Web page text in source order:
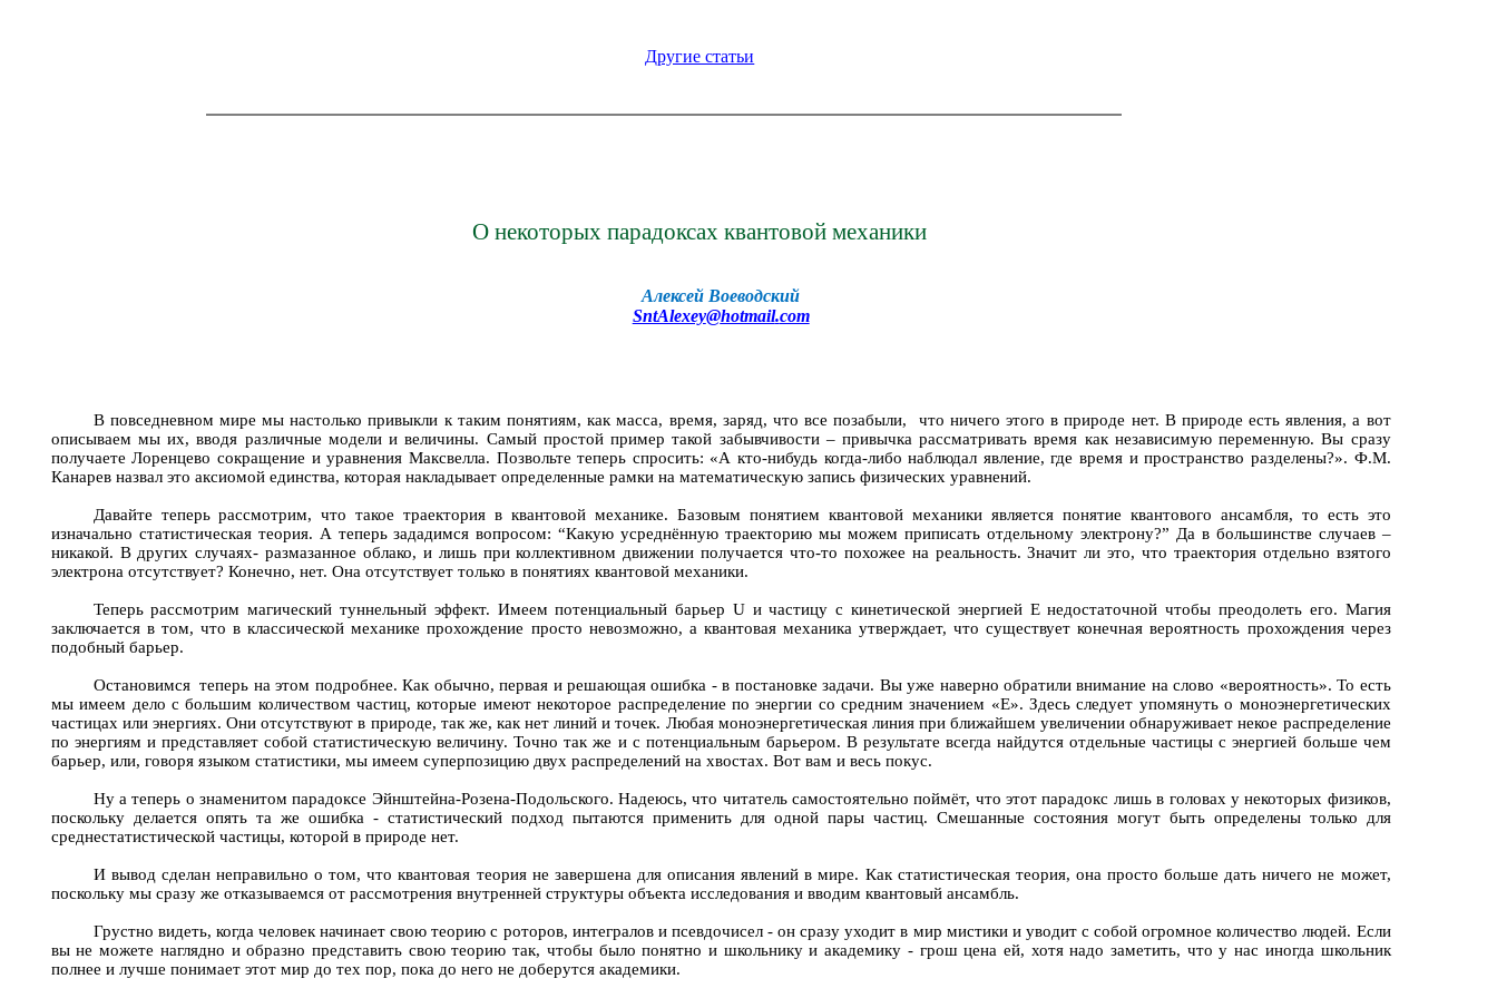
Другие статьи
О некоторых парадоксах квантовой механики
Алексей Воеводский
SntAlexey@hotmail.com
В повседневном мире мы настолько привыкли к таким понятиям, как масса, время, заряд, что все позабыли,
что ничего этого в природе нет. В природе есть явления, а вот
описываем мы их, вводя различные модели и величины. Самый простой пример такой забывчивости – привычка рассматривать время как независимую переменную. Вы сразу
получаете Лоренцево сокращение и уравнения Максвелла. Позвольте теперь спросить: «А кто-нибудь когда-либо наблюдал явление, где время и пространство разделены?». Ф.М.
Канарев назвал это аксиомой единства, которая накладывает определенные рамки на математическую запись физических уравнений.
Давайте теперь рассмотрим, что такое траектория в квантовой механике. Базовым понятием квантовой механики является понятие квантового ансамбля, то есть это
изначально статистическая теория. А теперь зададимся вопросом: “Какую усреднённую траекторию мы можем приписать отдельному электрону?” Да в большинстве случаев –
никакой. В других случаях- размазанное облако, и лишь при коллективном движении получается что-то похожее на реальность. Значит ли это, что траектория отдельно взятого
электрона отсутствует? Конечно, нет. Она отсутствует только в понятиях квантовой механики.
Теперь рассмотрим магический туннельный эффект. Имеем потенциальный барьер U и частицу с кинетической энергией Е недостаточной чтобы преодолеть его. Магия
заключается в том, что в классической механике прохождение просто невозможно, а квантовая механика утверждает, что существует конечная вероятность прохождения через
подобный барьер.
Остановимся теперь на этом подробнее. Как обычно, первая и решающая ошибка - в постановке задачи. Вы уже наверно обратили внимание на слово «вероятность». То есть
мы имеем дело с большим количеством частиц, которые имеют некоторое распределение по энергии со средним значением «Е». Здесь следует упомянуть о моноэнергетических
частицах или энергиях. Они отсутствуют в природе, так же, как нет линий и точек. Любая моноэнергетическая линия при ближайшем увеличении обнаруживает некое распределение
по энергиям и представляет собой статистическую величину. Точно так же и с потенциальным барьером. В результате всегда найдутся отдельные частицы с энергией больше чем
барьер, или, говоря языком статистики, мы имеем суперпозицию двух распределений на хвостах. Вот вам и весь покус.
Ну а теперь о знаменитом парадоксе Эйнштейна-Розена-Подольского. Надеюсь, что читатель самостоятельно поймёт, что этот парадокс лишь в головах у некоторых физиков,
поскольку делается опять та же ошибка - статистический подход пытаются применить для одной пары частиц. Смешанные состояния могут быть определены только для
среднестатистической частицы, которой в природе нет.
И вывод сделан неправильно о том, что квантовая теория не завершена для описания явлений в мире. Как статистическая теория, она просто больше дать ничего не может,
поскольку мы сразу же отказываемся от рассмотрения внутренней структуры объекта исследования и вводим квантовый ансамбль.
Грустно видеть, когда человек начинает свою теорию с роторов, интегралов и псевдочисел - он сразу уходит в мир мистики и уводит с собой огромное количество людей. Если
вы не можете наглядно и образно представить свою теорию так, чтобы было понятно и школьнику и академику - грош цена ей, хотя надо заметить, что у нас иногда школьник
полнее и лучше понимает этот мир до тех пор, пока до него не доберутся академики.